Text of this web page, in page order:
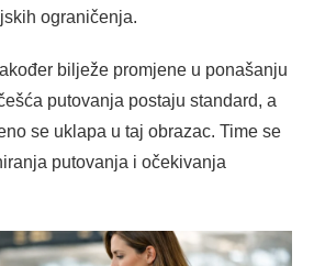
ograničenja.
bilježe promjene u ponašanju
putovanja postaju standard, a
se uklapa u taj obrazac. Time se
putovanja i očekivanja